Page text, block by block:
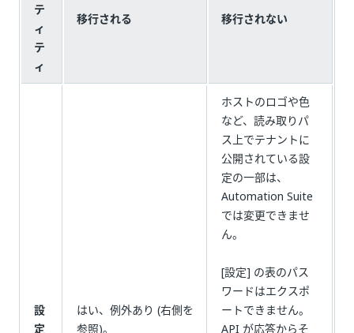
テ
ィ
テ
ィ
移行される 移行されない
設
定
はい、例外あり (右側を
参照)。
ホストのロゴや色
など、読み取りパ
ス上でテナントに
公開されている設
定の一部は、
Automation Suite
では変更できませ
ん。
[設定] の表のパス
ワードはエクスポ
ートできません。
API が応答からそ